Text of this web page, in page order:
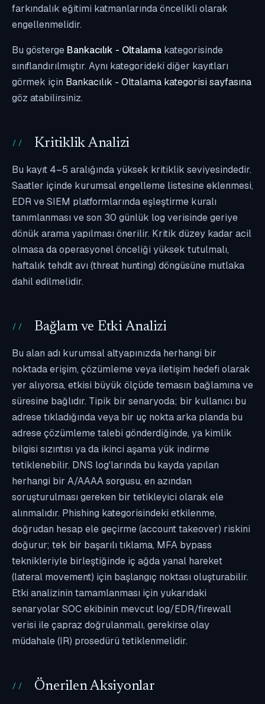
farkındalık eğitimi katmanlarında öncelikli olarak
engellenmelidir.
Bu gösterge Bankacılık - Oltalama kategorisinde
sınıflandırılmıştır. Aynı kategorideki diğer kayıtları
görmek için Bankacılık - Oltalama kategorisi sayfasına
göz atabilirsiniz.
Kritiklik Analizi
Bu kayıt 4–5 aralığında yüksek kritiklik seviyesindedir.
Saatler içinde kurumsal engelleme listesine eklenmesi,
EDR ve SIEM platformlarında eşleştirme kuralı
tanımlanması ve son 30 günlük log verisinde geriye
dönük arama yapılması önerilir. Kritik düzey kadar acil
olmasa da operasyonel önceliği yüksek tutulmalı,
haftalık tehdit avı (threat hunting) döngüsüne mutlaka
dahil edilmelidir.
Bağlam ve Etki Analizi
Bu alan adı kurumsal altyapınızda herhangi bir
noktada erişim, çözümleme veya iletişim hedefi olarak
yer alıyorsa, etkisi büyük ölçüde temasın bağlamına ve
süresine bağlıdır. Tipik bir senaryoda; bir kullanıcı bu
adrese tıkladığında veya bir uç nokta arka planda bu
adrese çözümleme talebi gönderdiğinde, ya kimlik
bilgisi sızıntısı ya da ikinci aşama yük indirme
tetiklenebilir. DNS log'larında bu kayda yapılan
herhangi bir A/AAAA sorgusu, en azından
soruşturulması gereken bir tetikleyici olarak ele
alınmalıdır. Phishing kategorisindeki etkilenme,
doğrudan hesap ele geçirme (account takeover) riskini
doğurur; tek bir başarılı tıklama, MFA bypass
teknikleriyle birleştiğinde iç ağda yanal hareket
(lateral movement) için başlangıç noktası oluşturabilir.
Etki analizinin tamamlanması için yukarıdaki
senaryolar SOC ekibinin mevcut log/EDR/firewall
verisi ile çapraz doğrulanmalı, gerekirse olay
müdahale (IR) prosedürü tetiklenmelidir.
Önerilen Aksiyonlar